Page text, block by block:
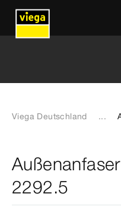
Viega Deutschland ...
2292.5